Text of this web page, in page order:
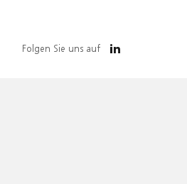
Folgen Sie uns auf